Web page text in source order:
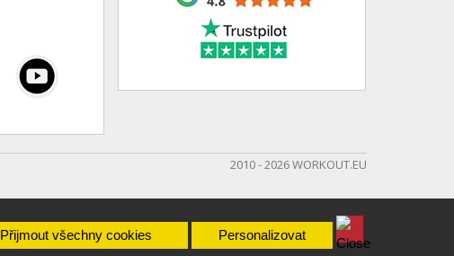
Přijmout všechny cookies Personalizovat
2010 - 2026 WORKOUT.EU